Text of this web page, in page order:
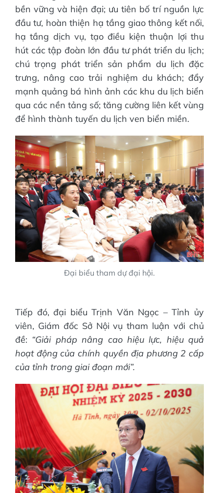
bền vững và hiện đại; ưu tiên bố trí nguồn lực
đầu tư, hoàn thiện hạ tầng giao thông kết nối,
hạ tầng dịch vụ, tạo điều kiện thuận lợi thu
hút các tập đoàn lớn đầu tư phát triển du lịch;
chú trọng phát triển sản phẩm du lịch đặc
trưng, nâng cao trải nghiệm du khách; đẩy
mạnh quảng bá hình ảnh các khu du lịch biển
qua các nền tảng số; tăng cường liên kết vùng
để hình thành tuyến du lịch ven biển miền.
Đại biểu tham dự đại hội.
Tiếp đó, đại biểu Trịnh Văn Ngọc – Tỉnh ủy
viên, Giám đốc Sở Nội vụ tham luận với chủ
đề: “Giải pháp nâng cao hiệu lực, hiệu quả
hoạt động của chính quyền địa phương 2 cấp
của tỉnh trong giai đoạn mới”.